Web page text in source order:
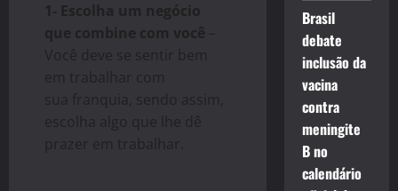
1- Escolha um negócio
que combine com você –
Você deve se sentir bem
em trabalhar com
sua franquia , sendo assim,
escolha algo que lhe dê
prazer em trabalhar.
Brasil
debate
inclusão da
vacina
contra
meningite
B no
calendário